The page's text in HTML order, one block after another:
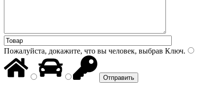
Пожалуйста, докажите, что вы человек, выбрав Ключ.